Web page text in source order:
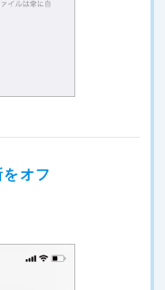
オフ